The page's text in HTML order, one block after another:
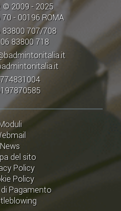
© 2009 - 2025
- 00196 ROMA
83800 707/708
83800 718
News
del sito
Policy
Policy
Pagamento